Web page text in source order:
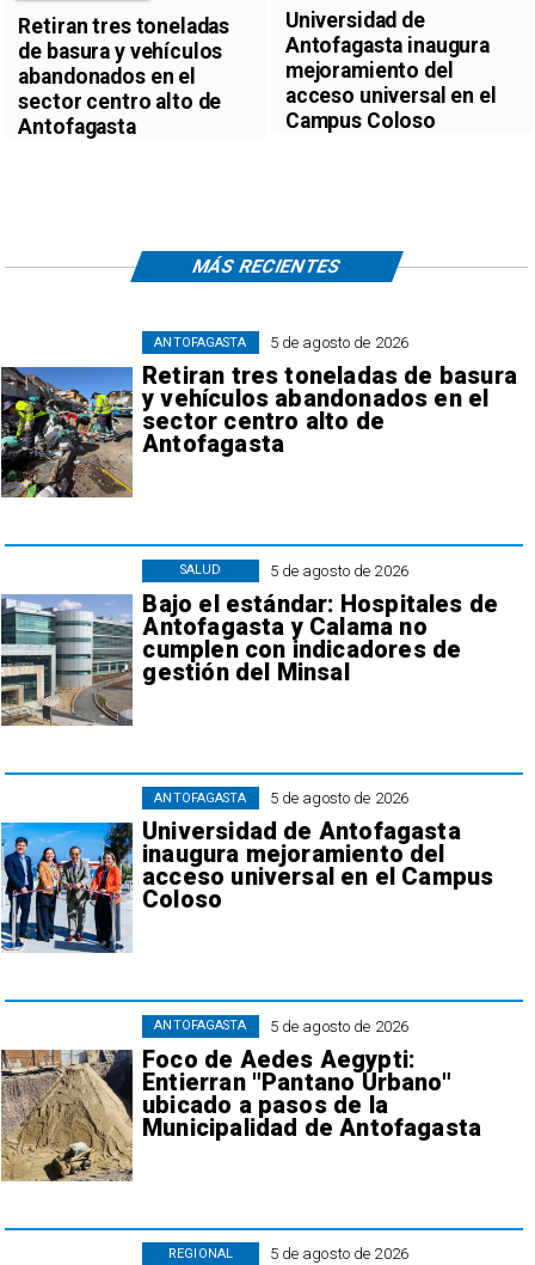
Retiran tres toneladas
de basura y vehículos
abandonados en el
sector centro alto de
Antofagasta
Universidad de
Antofagasta inaugura
mejoramiento del
acceso universal en el
Campus Coloso
5 de agosto de 2026
Retiran tres toneladas de basura
y vehículos abandonados en el
sector centro alto de
Antofagasta
ANTOFAGASTA
5 de agosto de 2026
Bajo el estándar: Hospitales de
Antofagasta y Calama no
cumplen con indicadores de
gestión del Minsal
SALUD
5 de agosto de 2026
Universidad de Antofagasta
inaugura mejoramiento del
acceso universal en el Campus
Coloso
ANTOFAGASTA
5 de agosto de 2026
Foco de Aedes Aegypti:
Entierran "Pantano Urbano"
ubicado a pasos de la
Municipalidad de Antofagasta
ANTOFAGASTA
5 de agosto de 2026
REGIONAL
MÁS RECIENTES